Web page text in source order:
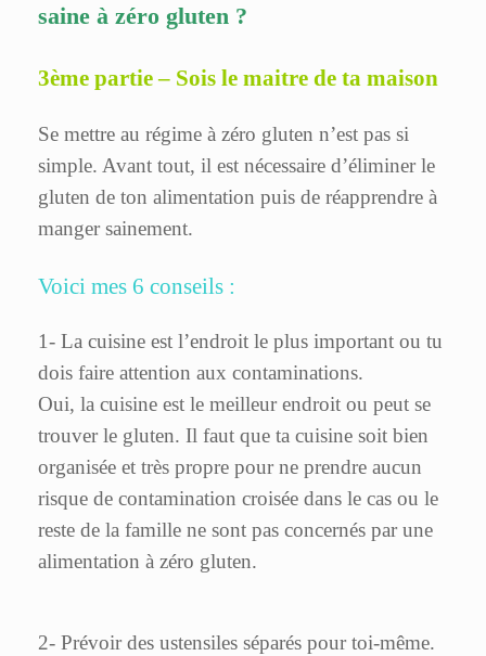
saine à zéro gluten ?
3ème partie – Sois le maitre de ta maison
Se mettre au régime à zéro gluten n’est pas si
simple. Avant tout, il est nécessaire d’éliminer le
gluten de ton alimentation puis de réapprendre à
manger sainement.
Voici mes 6 conseils :
1- La cuisine est l’endroit le plus important ou tu
dois faire attention aux contaminations.
Oui, la cuisine est le meilleur endroit ou peut se
trouver le gluten. Il faut que ta cuisine soit bien
organisée et très propre pour ne prendre aucun
risque de contamination croisée dans le cas ou le
reste de la famille ne sont pas concernés par une
alimentation à zéro gluten.
2- Prévoir des ustensiles séparés pour toi-même.